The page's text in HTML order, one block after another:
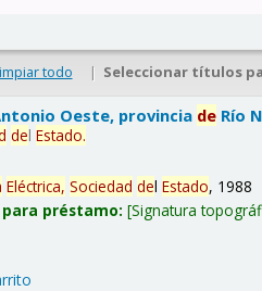
todo | Seleccionar títulos
Oeste, provincia de Río
delEstado.
Eléctrica, Sociedad delEstado, 1988
para préstamo: Signatura